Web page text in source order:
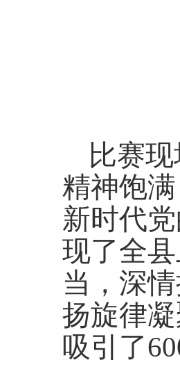
比赛
精神饱
新时代
现了全
当，深
扬旋律
吸引了